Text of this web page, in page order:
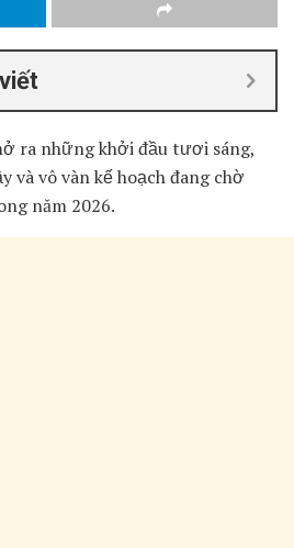
ra những khởi đầu tươi sáng,
và vô vàn kế hoạch đang chờ
năm 2026.